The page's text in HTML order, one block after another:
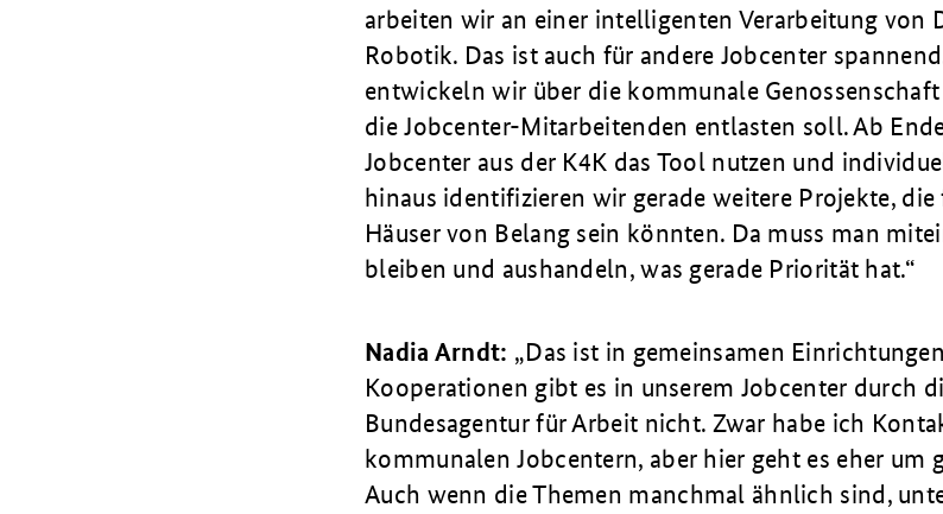
arbeiten wir an einer intelligenten Verarbeitung von
Robotik. Das ist auch für andere Jobcenter
entwickeln wir über die kommunale
die Jobcenter-Mitarbeitenden ent­lasten soll. Ab
Jobcenter aus der K4K das Tool nutzen und
hinaus identifizieren wir gerade weitere Projekte,
Häuser von Belang sein könnten. Da muss man
bleiben und aushandeln, was gerade Priorität hat.
Nadia Arndt:
Das ist in gemeinsamen
Kooperationen gibt es in unse­rem Jobcenter durch
Bundes­agentur für Arbeit nicht. Zwar habe ich
kommunalen Jobcentern, aber hier geht es eher um
Auch wenn die Themen manchmal ähnlich sind,